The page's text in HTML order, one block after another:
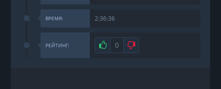
ВРЕМЯ: 2:36:36
РЕЙТИНГ: Нравится
0 Не нравится